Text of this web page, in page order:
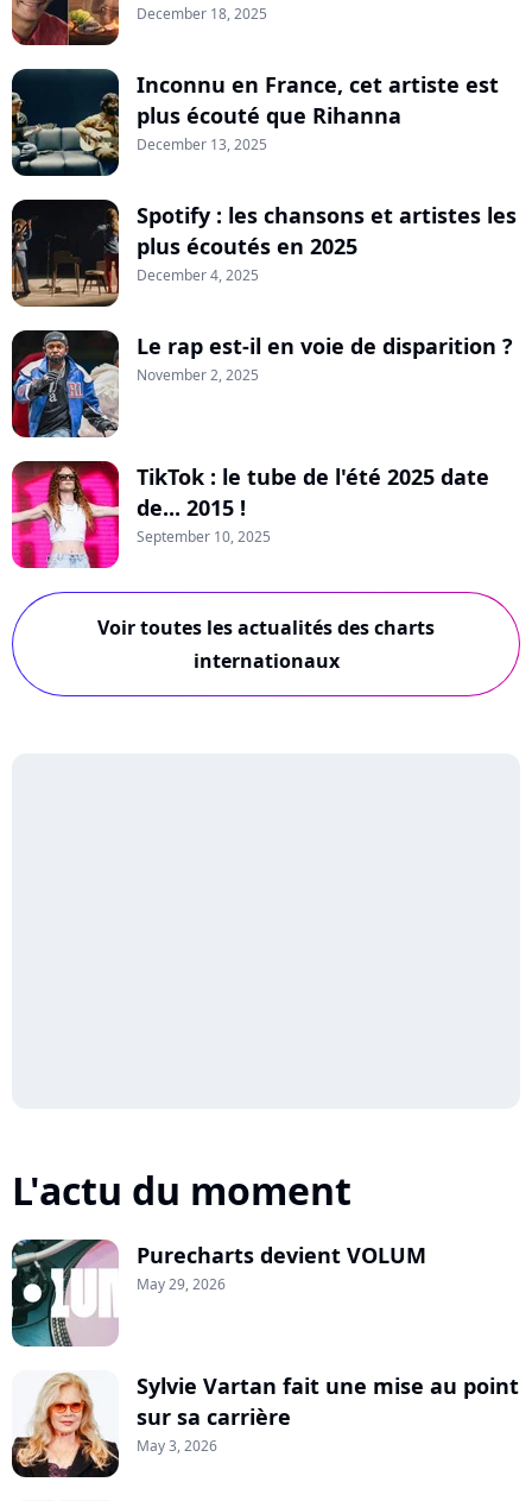
December 18, 2025
Inconnu en France, cet artiste est
plus écouté que Rihanna
December 13, 2025
Spotify : les chansons et artistes les
plus écoutés en 2025
December 4, 2025
Le rap est-il en voie de disparition ?
November 2, 2025
TikTok : le tube de l'été 2025 date
de... 2015 !
September 10, 2025
Voir toutes les actualités des charts
internationaux
L'actu du moment
Purecharts devient VOLUM
May 29, 2026
Sylvie Vartan fait une mise au point
sur sa carrière
May 3, 2026